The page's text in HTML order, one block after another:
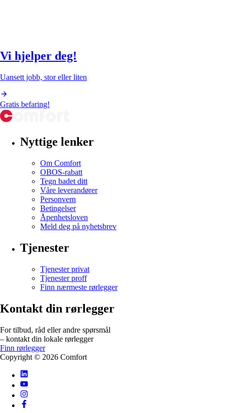
Vi hjelper deg!
Uansett jobb, stor eller liten
Gratis befaring!
Nyttige lenker
Om Comfort
OBOS-rabatt
Tegn badet ditt
Våre leverandører
Personvern
Betingelser
Åpenhetsloven
Meld deg på nyhetsbrev
Tjenester
Tjenester privat
Tjenester proff
Finn nærmeste rørlegger
Kontakt din rørlegger
For tilbud, råd eller andre spørsmål
– kontakt din lokale rørlegger
Finn rørlegger
Copyright © 2026 Comfort